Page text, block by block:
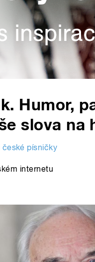
Humor,
slova na
české písničky
internetu